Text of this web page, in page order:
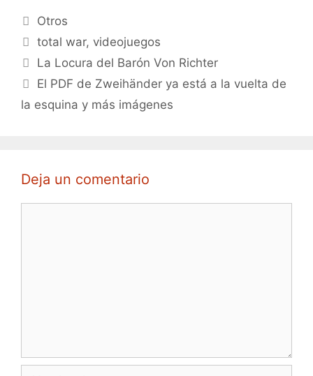
Categorías
Otros
Etiquetas
total war, videojuegos
La Locura del Barón Von Richter
El PDF de Zweihänder ya está a la vuelta de
la esquina y más imágenes
Deja un comentario